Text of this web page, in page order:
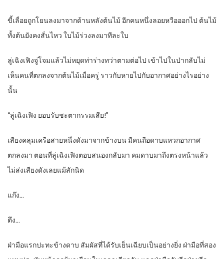
ขี้เลื่อยถูกโยนลงมาจากด้านหลังต้นไม้ อีกคนหนึ่งลอยหวือออกไป ต้นไม้
ทั้งต้นยังคงสั่นไหว ใบไม้ร่วงลงมาทีละใบ
ลู่เฉิงเฟิงจู่โจมแล้วไม่หยุดท่าร่างทว่าตามต่อไป เข้าไปในป่ากลับไม่
เห็นคนที่ตกลงจากต้นไม้เมื่อครู่ ราวกับหายไปกับอากาศอย่างไรอย่าง
นั้น
“ลู่เฉิงเฟิง ยอบรับชะตากรรมเสีย!”
เสียงคลุมเครือสายหนึ่งดังมาจากข้างบน มีคนถือดาบแหวกอากาศ
ตกลงมา ตอนที่ลู่เฉิงเฟิงตอบสนองกลับมา คมดาบมาถึงตรงหน้าแล้ว
ไม่ส่งเสียงดังเลยแม้สักนิด
แก๊ง…
ตึง…
ฝ่ามือแรกปะทะข้างดาบ สัมผัสที่ได้รับเย็นเฉียบเป็นอย่างยิ่ง ฝ่ามือที่สอง